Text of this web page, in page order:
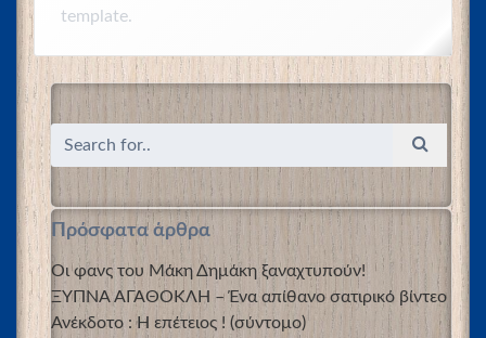
template.
Πρόσφατα άρθρα
Οι φανς του Μάκη Δημάκη ξαναχτυπούν!
ΞΥΠΝΑ ΑΓΑΘΟΚΛΗ – Ένα απίθανο σατιρικό βίντεο
Ανέκδοτο : Η επέτειος ! (σύντομο)